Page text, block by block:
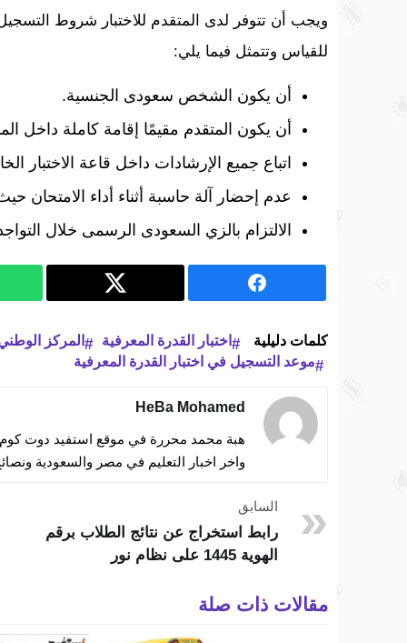
ويجب أن تتوفر لدى المتقدم للاختبار شروط
للقياس وتتمثل فيما يلي:
أن يكون الشخص سعودى الجنسية.
أن يكون المتقدم مقيمًا إقامة كاملة داخل
اتباع جميع الإرشادات داخل قاعة الاختبار
عدم إحضار آلة حاسبة أثناء أداء الامتحان
الالتزام بالزي السعودى الرسمى خلال
كلمات دليلية اختبار القدرة المعرفية المركز
موعد التسجيل في اختبار القدرة المعرفية
HeBa Mohamed
هبة محمد محررة في موقع استفيد دوت كوم
واخر اخبار التعليم في مصر والسعودية
السابق
رابط استخراج عن نتائج الطلاب برقم
الهوية 1445 على نظام نور
مقالات ذات صلة